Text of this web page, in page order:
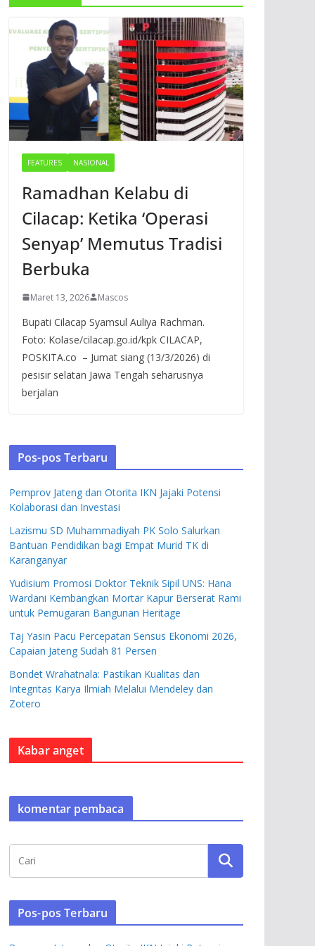
FEATURES NASIONAL
Ramadhan Kelabu di
Cilacap: Ketika ‘Operasi
Senyap’ Memutus Tradisi
Berbuka
Maret 13, 2026 Mascos
Bupati Cilacap Syamsul Auliya Rachman.
Foto: Kolase/cilacap.go.id/kpk CILACAP,
POSKITA.co – Jumat siang (13/3/2026) di
pesisir selatan Jawa Tengah seharusnya
berjalan
Pos-pos Terbaru
Pemprov Jateng dan Otorita IKN Jajaki Potensi
Kolaborasi dan Investasi
Lazismu SD Muhammadiyah PK Solo Salurkan
Bantuan Pendidikan bagi Empat Murid TK di
Karanganyar
Yudisium Promosi Doktor Teknik Sipil UNS: Hana
Wardani Kembangkan Mortar Kapur Berserat Rami
untuk Pemugaran Bangunan Heritage
Taj Yasin Pacu Percepatan Sensus Ekonomi 2026,
Capaian Jateng Sudah 81 Persen
Bondet Wrahatnala: Pastikan Kualitas dan
Integritas Karya Ilmiah Melalui Mendeley dan
Zotero
Kabar anget
komentar pembaca
Pos-pos Terbaru